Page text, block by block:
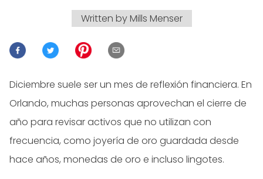
Written byMills Menser
Diciembre suele ser un mes de reflexión financiera. En
Orlando, muchas personas aprovechan el cierre de
año para revisar activos que no utilizan con
frecuencia, como joyería de oro guardada desde
hace años, monedas de oro e incluso lingotes.